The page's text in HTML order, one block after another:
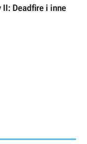
II: Deadfire i inne